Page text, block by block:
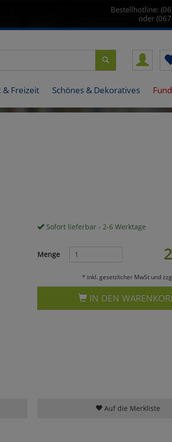
Bestellhotline:
oder
& Freizeit Schönes & Dekoratives
Sofort lieferbar - 2-6 Werktage
Menge
* inkl. gesetzlicher MwSt und
IN DEN
Auf die Merkliste